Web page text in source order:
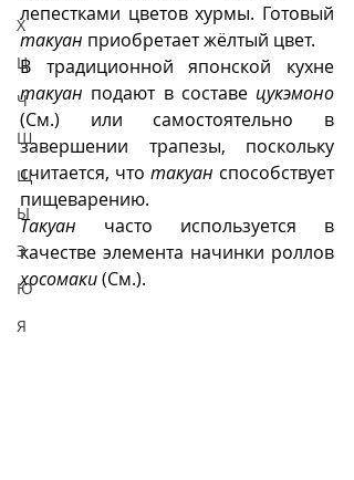
Х
Ц
Ч
Ш
Щ
Ы
Э
Ю
Я
такуан приобретает жёлтый цвет.
такуан подают в составе цукэмоно
(См.) или самостоятельно в
завершении трапезы, поскольку
считается, что такуан способствует
пищеварению.
Такуан часто используется в
хосомаки (См.).